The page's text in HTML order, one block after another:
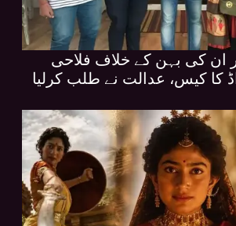
ان کی بہن کے خلاف فلاحی
کا کیس، عدالت نے طلب کرلیا